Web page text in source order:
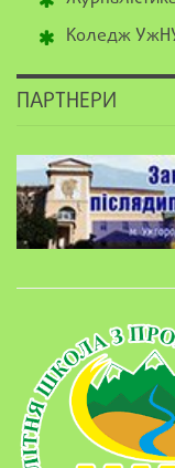
Коледж
ПАРТНЕРИ